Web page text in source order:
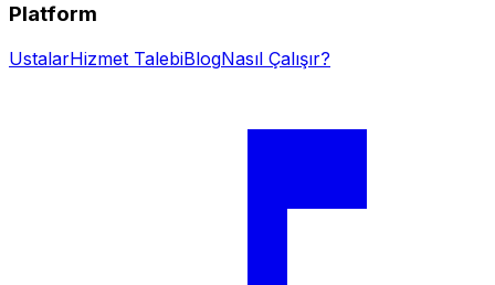
Platform
UstalarHizmet TalebiBlogNasıl Çalışır?